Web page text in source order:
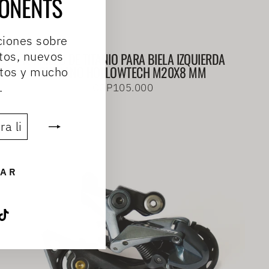
sobre
nuevos
y mucho
TORNILLO DE TITANIO PARA BIELA IZQUIERDA
SHIMANO HOLLOWTECH M20X8 MM
COP105.000